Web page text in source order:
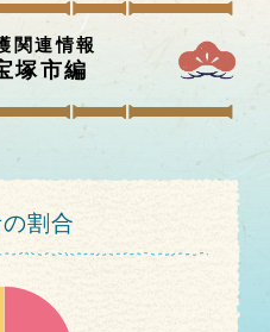
関連情報
塚市編
割合